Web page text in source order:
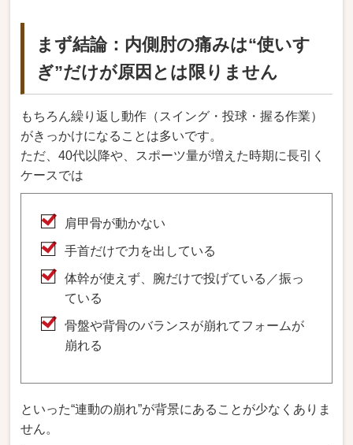
まず結論：内側肘の痛みは“使いす
ぎ”だけが原因とは限りません
もちろん繰り返し動作（スイング・投球・握る作業）
がきっかけになることは多いです。
ただ、40代以降や、スポーツ量が増えた時期に長引く
ケースでは
肩甲骨が動かない
手首だけで力を出している
体幹が使えず、腕だけで投げている／振っ
ている
骨盤や背骨のバランスが崩れてフォームが
崩れる
といった“連動の崩れ”が背景にあることが少なくありま
せん。